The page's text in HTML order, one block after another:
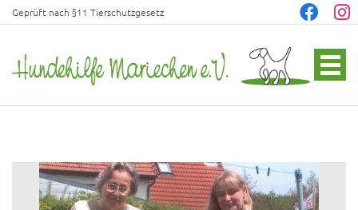
Geprüft nach §11 Tierschutzgesetz